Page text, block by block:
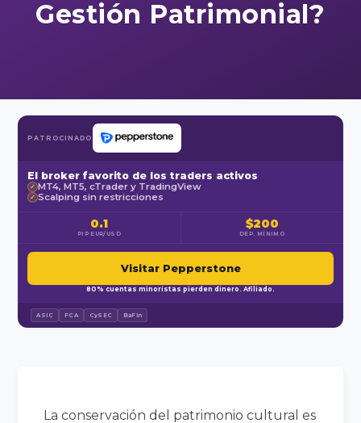
Gestión Patrimonial?
PATROCINADO
El broker favorito de los traders activos
✓ MT4, MT5, cTrader y TradingView
✓ Scalping sin restricciones
0.1
PIP EUR/USD
$200
DEP. MÍNIMO
Visitar Pepperstone
80% cuentas minoristas pierden dinero. Afiliado.
ASIC FCA CySEC BaFin
La conservación del patrimonio cultural es